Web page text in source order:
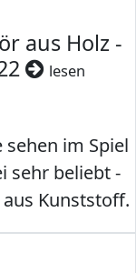
aus Holz -
lesen
sehen im Spiel
sehr beliebt -
Kunststoff.